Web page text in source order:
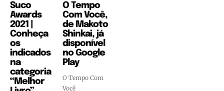
Suco
Awards
2021 |
Conheça
os
indicados
na
categoria
“Melhor
O Tempo
Com Você,
de Makoto
Shinkai, já
disponível
no Google
Play
O Tempo Com
Você